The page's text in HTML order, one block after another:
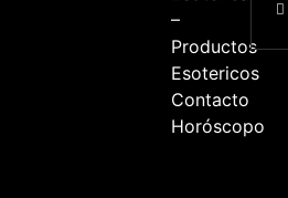
–
Productos
Esotericos
Contacto
Horóscopo